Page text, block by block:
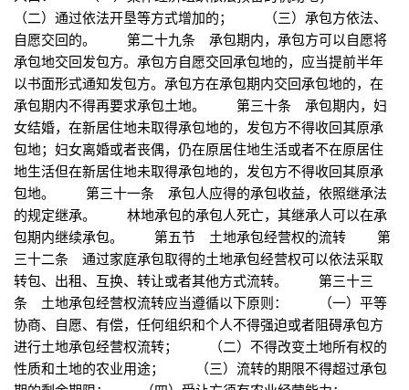
（二）通过依法开垦等方式增加的； （三）承包方依法、
自愿交回的。 第二十九条 承包期内，承包方可以自愿将
承包地交回发包方。承包方自愿交回承包地的，应当提前半年
以书面形式通知发包方。承包方在承包期内交回承包地的，在
承包期内不得再要求承包土地。 第三十条 承包期内，妇
女结婚，在新居住地未取得承包地的，发包方不得收回其原承
包地；妇女离婚或者丧偶，仍在原居住地生活或者不在原居住
地生活但在新居住地未取得承包地的，发包方不得收回其原承
包地。 第三十一条 承包人应得的承包收益，依照继承法
的规定继承。 林地承包的承包人死亡，其继承人可以在承
包期内继续承包。 第五节 土地承包经营权的流转 第
三十二条 通过家庭承包取得的土地承包经营权可以依法采取
转包、出租、互换、转让或者其他方式流转。 第三十三
条 土地承包经营权流转应当遵循以下原则： （一）平等
协商、自愿、有偿，任何组织和个人不得强迫或者阻碍承包方
进行土地承包经营权流转； （二）不得改变土地所有权的
性质和土地的农业用途； （三）流转的期限不得超过承包